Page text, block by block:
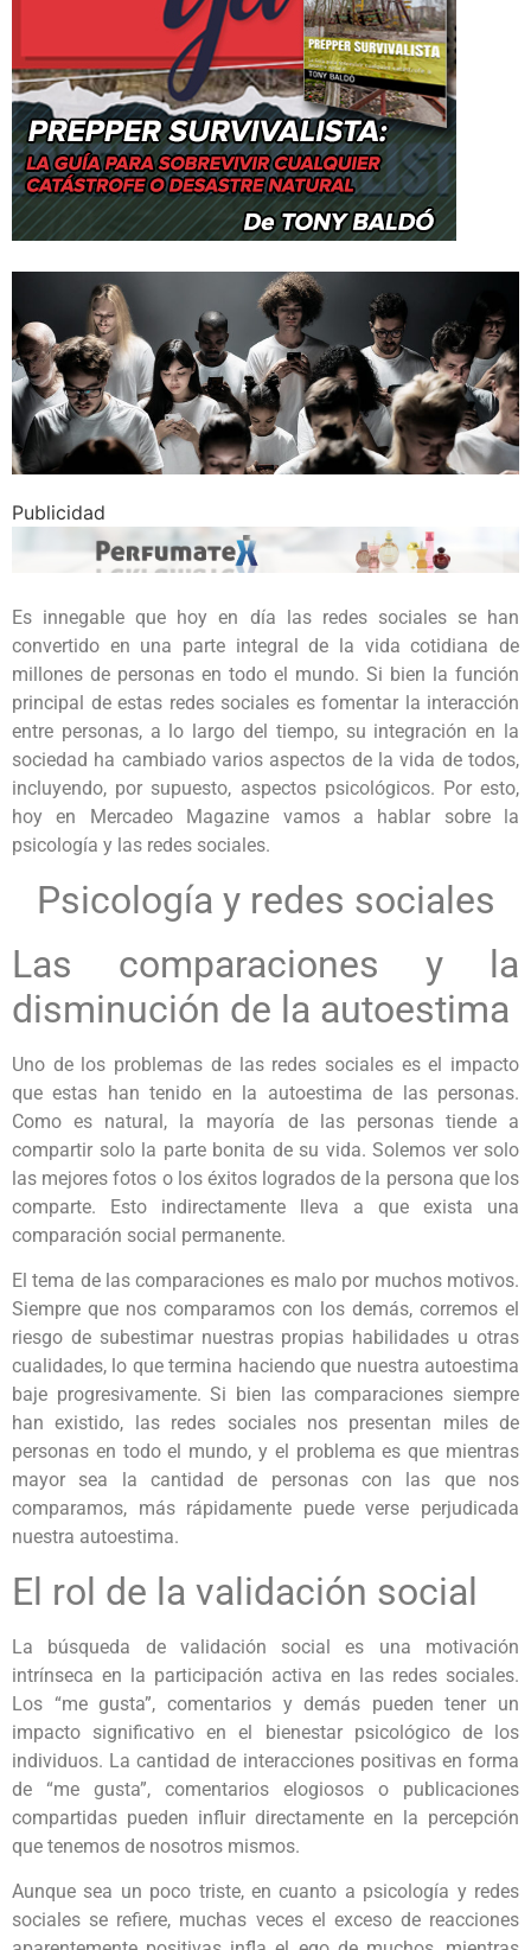
Publicidad
Es innegable que hoy en día las redes sociales se han
convertido en una parte integral de la vida cotidiana de
millones de personas en todo el mundo. Si bien la función
principal de estas redes sociales es fomentar la interacción
entre personas, a lo largo del tiempo, su integración en la
sociedad ha cambiado varios aspectos de la vida de todos,
incluyendo, por supuesto, aspectos psicológicos. Por esto,
hoy en Mercadeo Magazine vamos a hablar sobre la
psicología y las redes sociales.
Psicología y redes sociales
Las comparaciones y la
disminución de la autoestima
Uno de los problemas de las redes sociales es el impacto
que estas han tenido en la autoestima de las personas.
Como es natural, la mayoría de las personas tiende a
compartir solo la parte bonita de su vida. Solemos ver solo
las mejores fotos o los éxitos logrados de la persona que los
comparte. Esto indirectamente lleva a que exista una
comparación social permanente.
El tema de las comparaciones es malo por muchos motivos.
Siempre que nos comparamos con los demás, corremos el
riesgo de subestimar nuestras propias habilidades u otras
cualidades, lo que termina haciendo que nuestra autoestima
baje progresivamente. Si bien las comparaciones siempre
han existido, las redes sociales nos presentan miles de
personas en todo el mundo, y el problema es que mientras
mayor sea la cantidad de personas con las que nos
comparamos, más rápidamente puede verse perjudicada
nuestra autoestima.
El rol de la validación social
La búsqueda de validación social es una motivación
intrínseca en la participación activa en las redes sociales.
Los “me gusta”, comentarios y demás pueden tener un
impacto significativo en el bienestar psicológico de los
individuos. La cantidad de interacciones positivas en forma
de “me gusta”, comentarios elogiosos o publicaciones
compartidas pueden influir directamente en la percepción
que tenemos de nosotros mismos.
Aunque sea un poco triste, en cuanto a psicología y redes
sociales se refiere, muchas veces el exceso de reacciones